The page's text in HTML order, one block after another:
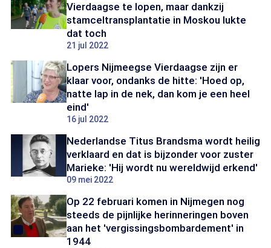
Vierdaagse te lopen, maar dankzij
stamceltransplantatie in Moskou lukte
dat toch
21 jul 2022
Lopers Nijmeegse Vierdaagse zijn er
klaar voor, ondanks de hitte: 'Hoed op,
natte lap in de nek, dan kom je een heel
eind'
16 jul 2022
Nederlandse Titus Brandsma wordt heilig
verklaard en dat is bijzonder voor zuster
Marieke: 'Hij wordt nu wereldwijd erkend'
09 mei 2022
Op 22 februari komen in Nijmegen nog
steeds de pijnlijke herinneringen boven
aan het 'vergissingsbombardement' in
1944